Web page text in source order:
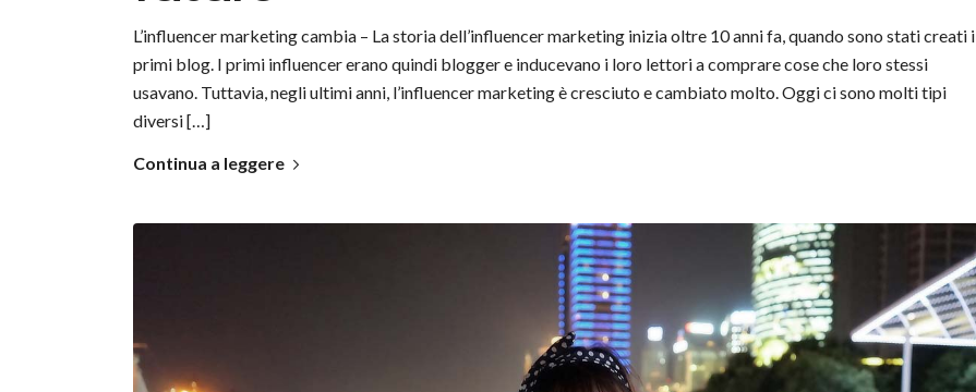
L’influencer marketing cambia – La storia dell’influencer marketing inizia oltre 10 anni fa, quando sono stati creati i
primi blog. I primi influencer erano quindi blogger e inducevano i loro lettori a comprare cose che loro stessi
usavano. Tuttavia, negli ultimi anni, l’influencer marketing è cresciuto e cambiato molto. Oggi ci sono molti tipi
diversi […]
Continua a leggere